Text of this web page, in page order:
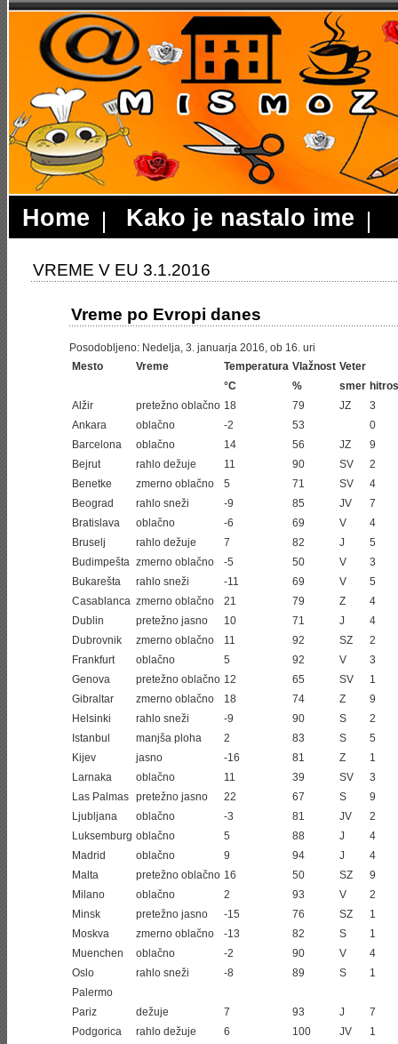
Home Kako je nastalo ime
VREME V EU 3.1.2016
Vreme po Evropi danes
Posodobljeno: Nedelja, 3. januarja 2016, ob 16. uri
Mesto
Vreme Temperatura Vlažnost Veter
°C
% smer
Alžir
pretežno oblačno 18 79 JZ
3
Ankara
oblačno -2 53
0
Barcelona
oblačno 14 56 JZ
9
Bejrut
rahlo dežuje 11 90 SV
2
Benetke
zmerno oblačno 5 71 SV
4
Beograd
rahlo sneži -9 85 JV
7
Bratislava
oblačno -6 69 V
4
Bruselj
rahlo dežuje 7 82 J
5
Budimpešta zmerno oblačno -5 50 V
3
Bukarešta
rahlo sneži -11 69 V
5
Casablanca zmerno oblačno 21 79 Z
4
Dublin
pretežno jasno 10 71 J
4
Dubrovnik
zmerno oblačno 11 92 SZ
2
Frankfurt
oblačno 5 92 V
3
Genova
pretežno oblačno 12 65 SV
1
Gibraltar
zmerno oblačno 18 74 Z
9
Helsinki
rahlo sneži -9 90 S
2
Istanbul
manjša ploha 2 83 S
5
Kijev
jasno -16 81 Z
1
Larnaka
oblačno 11 39 SV
3
Las Palmas pretežno jasno 22 67 S
9
Ljubljana
oblačno -3 81 JV
2
Luksemburg oblačno 5 88 J
4
Madrid
oblačno 9 94 J
4
Malta
pretežno oblačno 16 50 SZ
9
Milano
oblačno 2 93 V
2
Minsk
pretežno jasno -15 76 SZ
1
Moskva
zmerno oblačno -13 82 S
1
Muenchen
oblačno -2 90 V
4
Oslo
rahlo sneži -8 89 S
1
Palermo
Pariz
dežuje 7 93 J
7
Podgorica
rahlo dežuje 6 100 JV
1